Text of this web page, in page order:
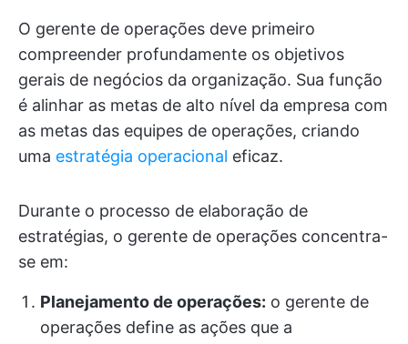
O gerente de operações deve primeiro
compreender profundamente os objetivos
gerais de negócios da organização. Sua função
é alinhar as metas de alto nível da empresa com
as metas das equipes de operações, criando
uma estratégia operacional eficaz.
Durante o processo de elaboração de
estratégias, o gerente de operações concentra-
se em:
Planejamento de operações: o gerente de
operações define as ações que a